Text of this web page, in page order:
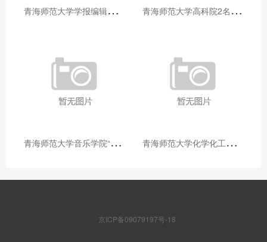
青
海师范大学学报编辑部赴大通县城关镇上毛佰胜村开展帮扶慰问活动 青
海师范大学高科院2名专家当选中国科学院院士
青
海师范大学音乐学院“青舞华章”本科舞蹈专业中期汇报圆满落幕 青
海师范大学化学化工学院开展铸牢中华民族共同体意识大讲堂活动
京ICP备09079197号-18